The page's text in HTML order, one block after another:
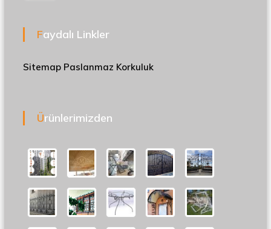
Faydalı Linkler
Sitemap Paslanmaz Korkuluk
Ürünlerimizden